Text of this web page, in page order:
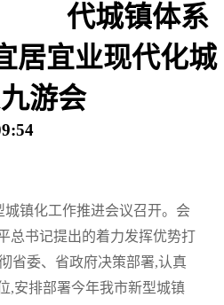
代城镇体系
居宜业现代化城
游会
城镇化工作推进会议召开。会
总书记提出的着力发挥优势打
省委、省政府决策部署,认真
,安排部署今年我市新型城镇